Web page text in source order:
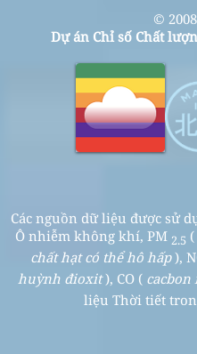
©
Dự án Chỉ số Chất
Các nguồn dữ liệu được sử
Ô nhiễm không khí, PM 2.5 (
chất hạt có thể hô hấp),
huỳnh đioxit), CO (
liệu Thời tiết